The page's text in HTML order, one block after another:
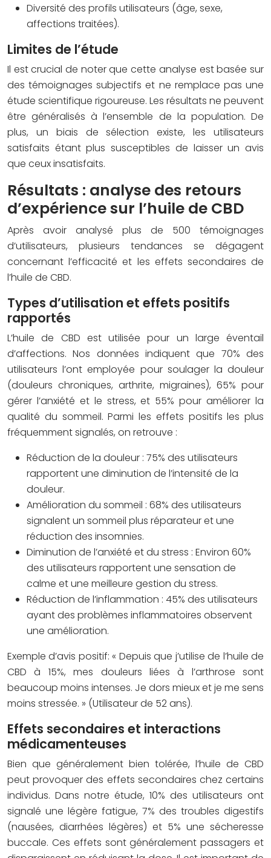
Diversité des profils utilisateurs (âge, sexe,
affections traitées).
Limites de l’étude
Il est crucial de noter que cette analyse est basée sur
des témoignages subjectifs et ne remplace pas une
étude scientifique rigoureuse. Les résultats ne peuvent
être généralisés à l’ensemble de la population. De
plus, un biais de sélection existe, les utilisateurs
satisfaits étant plus susceptibles de laisser un avis
que ceux insatisfaits.
Résultats : analyse des retours
d’expérience sur l’huile de CBD
Après avoir analysé plus de 500 témoignages
d’utilisateurs, plusieurs tendances se dégagent
concernant l’efficacité et les effets secondaires de
l’huile de CBD.
Types d’utilisation et effets positifs
rapportés
L’huile de CBD est utilisée pour un large éventail
d’affections. Nos données indiquent que 70% des
utilisateurs l’ont employée pour soulager la douleur
(douleurs chroniques, arthrite, migraines), 65% pour
gérer l’anxiété et le stress, et 55% pour améliorer la
qualité du sommeil. Parmi les effets positifs les plus
fréquemment signalés, on retrouve :
Réduction de la douleur : 75% des utilisateurs
rapportent une diminution de l’intensité de la
douleur.
Amélioration du sommeil : 68% des utilisateurs
signalent un sommeil plus réparateur et une
réduction des insomnies.
Diminution de l’anxiété et du stress : Environ 60%
des utilisateurs rapportent une sensation de
calme et une meilleure gestion du stress.
Réduction de l’inflammation : 45% des utilisateurs
ayant des problèmes inflammatoires observent
une amélioration.
Exemple d’avis positif: « Depuis que j’utilise de l’huile de
CBD à 15%, mes douleurs liées à l’arthrose sont
beaucoup moins intenses. Je dors mieux et je me sens
moins stressée. » (Utilisateur de 52 ans).
Effets secondaires et interactions
médicamenteuses
Bien que généralement bien tolérée, l’huile de CBD
peut provoquer des effets secondaires chez certains
individus. Dans notre étude, 10% des utilisateurs ont
signalé une légère fatigue, 7% des troubles digestifs
(nausées, diarrhées légères) et 5% une sécheresse
buccale. Ces effets sont généralement passagers et